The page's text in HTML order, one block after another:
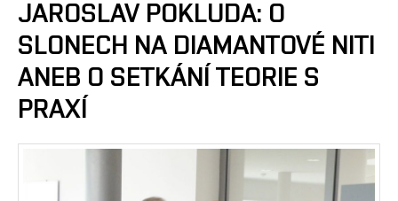
JAROSLAV POKLUDA: O
SLONECH NA DIAMANTOVÉ NITI
ANEB O SETKÁNÍ TEORIE S
PRAXÍ